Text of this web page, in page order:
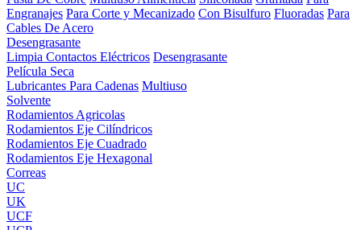
Engranajes Para Corte y Mecanizado Con Bisulfuro Fluoradas Para
Cables De Acero
Desengrasante
Limpia Contactos Eléctricos Desengrasante
Película Seca
Lubricantes Para Cadenas Multiuso
Solvente
Rodamientos Agricolas
Rodamientos Eje Cilíndricos
Rodamientos Eje Cuadrado
Rodamientos Eje Hexagonal
Correas
UC
UK
UCF